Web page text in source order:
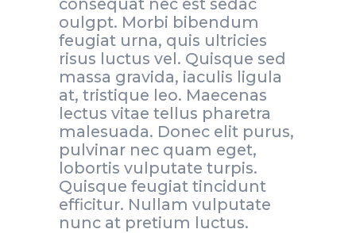
consequat nec est sedac
oulgpt. Morbi bibendum
feugiat urna, quis ultricies
risus luctus vel. Quisque sed
massa gravida, iaculis ligula
at, tristique leo. Maecenas
lectus vitae tellus pharetra
malesuada. Donec elit purus,
pulvinar nec quam eget,
lobortis vulputate turpis.
Quisque feugiat tincidunt
efficitur. Nullam vulputate
nunc at pretium luctus.